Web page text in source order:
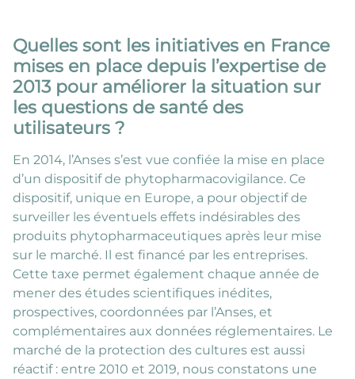
Quelles sont les initiatives en France
mises en place depuis l’expertise de
2013 pour améliorer la situation sur
les questions de santé des
utilisateurs ?
En 2014, l’Anses s’est vue confiée la mise en place
d’un dispositif de phytopharmacovigilance. Ce
dispositif, unique en Europe, a pour objectif de
surveiller les éventuels effets indésirables des
produits phytopharmaceutiques après leur mise
sur le marché. Il est financé par les entreprises.
Cette taxe permet également chaque année de
mener des études scientifiques inédites,
prospectives, coordonnées par l’Anses, et
complémentaires aux données réglementaires. Le
marché de la protection des cultures est aussi
réactif : entre 2010 et 2019, nous constatons une